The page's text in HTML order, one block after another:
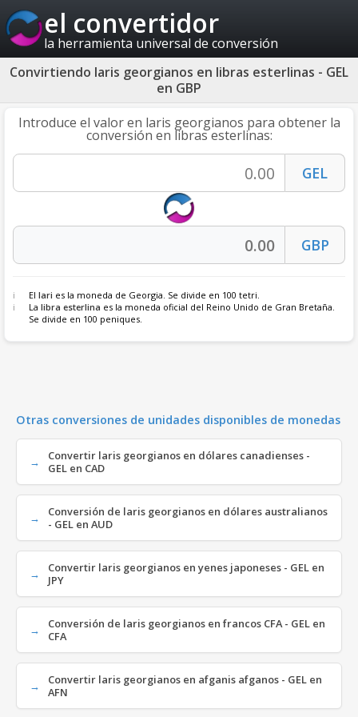
el convertidor
la herramienta universal de conversión
Convirtiendo laris georgianos en libras esterlinas - GEL
en GBP
Introduce el valor en laris georgianos para obtener la
conversión en libras esterlinas:
El lari es la moneda de Georgia. Se divide en 100 tetri.
La libra esterlina es la moneda oficial del Reino Unido de Gran Bretaña.
Se divide en 100 peniques.
Otras conversiones de unidades disponibles de monedas
Convertir laris georgianos en dólares canadienses -
GEL en CAD
Conversión de laris georgianos en dólares australianos
- GEL en AUD
Convertir laris georgianos en yenes japoneses - GEL en
JPY
Conversión de laris georgianos en francos CFA - GEL en
CFA
Convertir laris georgianos en afganis afganos - GEL en
AFN